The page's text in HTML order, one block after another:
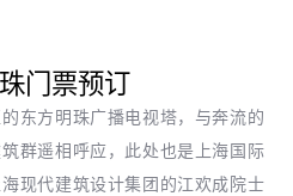
门票预订
东方明珠广播电视塔，与奔流的
群遥相呼应，此处也是上海国际
现代建筑设计集团的江欢成院士